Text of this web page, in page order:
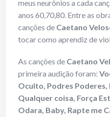
meus neurônios a cada
anos 60,70,80. Entre as
canções de Caetano
tocar como aprendiz de
As canções de Caetano
primeira audição foram:
Oculto, Podres Poderes,
Qualquer coisa, Força
Odara, Baby, Rapte me